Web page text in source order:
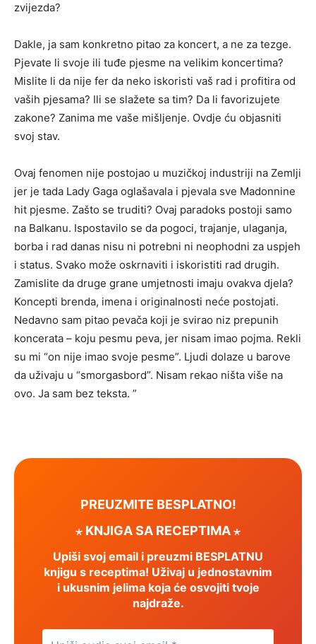
zvijezda?
Dakle, ja sam konkretno pitao za koncert, a ne za tezge.
Pjevate li svoje ili tuđe pjesme na velikim koncertima?
Mislite li da nije fer da neko iskoristi vaš rad i profitira od
vaših pjesama? Ili se slažete sa tim? Da li favorizujete
zakone? Zanima me vaše mišljenje. Ovdje ću objasniti
svoj stav.
Ovaj fenomen nije postojao u muzičkoj industriji na Zemlji
jer je tada Lady Gaga oglašavala i pjevala sve Madonnine
hit pjesme. Zašto se truditi? Ovaj paradoks postoji samo
na Balkanu. Ispostavilo se da pogoci, trajanje, ulaganja,
borba i rad danas nisu ni potrebni ni neophodni za uspjeh
i status. Svako može oskrnaviti i iskoristiti rad drugih.
Zamislite da druge grane umjetnosti imaju ovakva djela?
Koncepti brenda, imena i originalnosti neće postojati.
Nedavno sam pitao pevača koji je svirao niz prepunih
koncerata – koju pesmu peva, jer nisam imao pojma. Rekli
su mi “on nije imao svoje pesme”. Ljudi dolaze u barove
da uživaju u “smorgasbord”. Nisam rekao ništa više na
ovo. Ja sam bez teksta. ”
PREUZMITE BESPLATNO!
⋆ KNJIGA SA RECEPTIMA ⋆
Upiši svoj email i preuzmi BESPLATNU
knjigu s receptima! Uživaj u jednostavnim
i ukusnim jelima koja će osvojiti tvoje
najdraže.